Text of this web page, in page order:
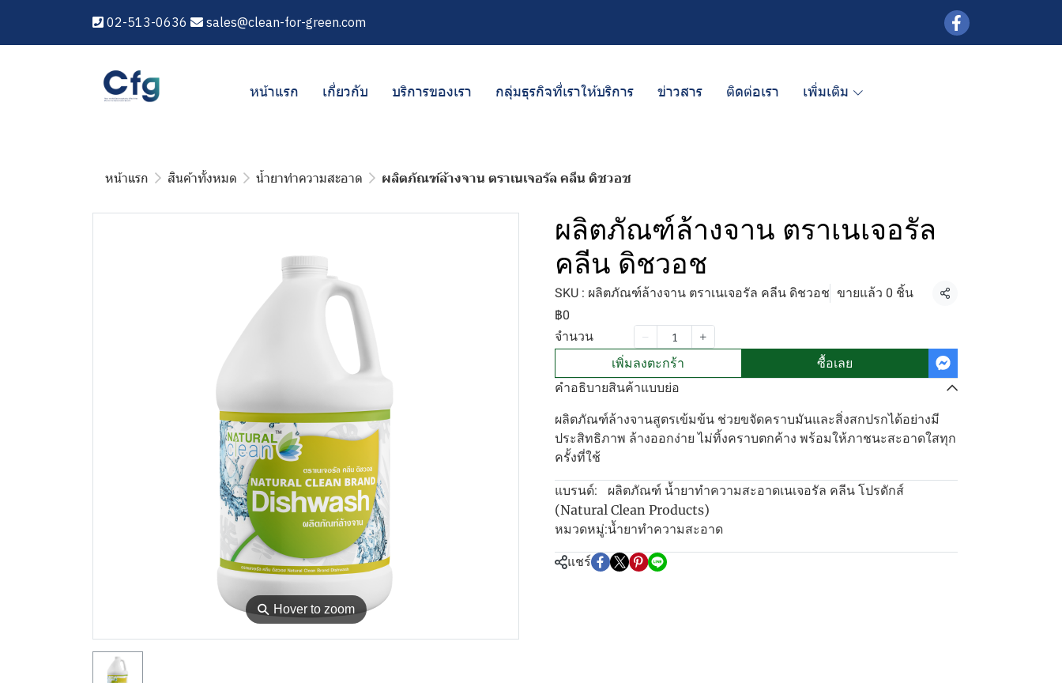
02-513-0636 sales@clean-for-green.com
หน้าแรก เกี่ยวกับ บริการของเรา กลุ่มธุรกิจที่เราให้บริการ ข่าวสาร ติดต่อเรา เพิ่มเติม
หน้าแรก สินค้าทั้งหมด น้ำยาทำความสะอาด ผลิตภัณฑ์ล้างจาน ตราเนเจอรัล คลีน ดิชวอช
⚲ Hover to zoom
ผลิตภัณฑ์ล้างจาน ตราเนเจอรัล
คลีน ดิชวอช
SKU : ผลิตภัณฑ์ล้างจาน ตราเนเจอรัล คลีน ดิชวอช ขายแล้ว 0 ชิ้น แชร์
฿0
จำนวน
เพิ่มลงตะกร้า ซื้อเลย
คำอธิบายสินค้าแบบย่อ
ผลิตภัณฑ์ล้างจานสูตรเข้มข้น ช่วยขจัดคราบมันและสิ่งสกปรกได้อย่างมี
ประสิทธิภาพ ล้างออกง่าย ไม่ทิ้งคราบตกค้าง พร้อมให้ภาชนะสะอาดใสทุก
ครั้งที่ใช้
แบรนด์:
ผลิตภัณฑ์ น้ำยาทำความสะอาดเนเจอรัล คลีน โปรดักส์
(Natural Clean Products)
หมวดหมู่:น้ำยาทำความสะอาด
แชร์